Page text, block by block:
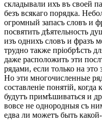
складывали ихъ въ своей
безъ всякаго порядка.
огромный запасъ словъ и
посвятить дѣятельность
изъ однихъ словъ и фразъ
трудно также пріобрѣсть
даже расположить эти
рядами, если только на это
Но эти многочисленные
составленіе понятій,
будутъ примѣшиваться и
вовсе не однородныя съ
едва ли можетъ быть